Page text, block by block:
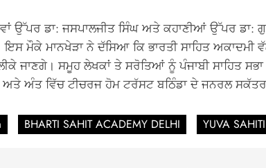
ਉੱਪਰ ਡਾ: ਜਸਪਾਲਜੀਤ ਸਿੰਘ ਅਤੇ ਕਹਾਣੀਆਂ ਉੱਪਰ ਡਾ:
ਮੌਕੇ ਮਾਨਖੇੜਾ ਨੇ ਦੱਸਿਆ ਕਿ ਭਾਰਤੀ ਸਾਹਿਤ ਅਕਾਦਮੀ
ਜਾਣਗੇ। ਸਮੂਹ ਲੇਖਕਾਂ ਤੇ ਸਰੋਤਿਆਂ ਨੂੰ ਪੰਜਾਬੀ ਸਾਹਿਤ
ਅੰਤ ਵਿੱਚ ਟੀਚਰਜ ਹੋਮ ਟਰੱਸਟ ਬਠਿੰਡਾ ਦੇ ਜਨਰਲ ਸਕੱਤਰ
BHARTI SAHIT ACADEMY DELHI YUVA SAHITI